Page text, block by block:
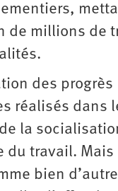
de millions de
des progrès
réalisés dans
la
du travail. Mais
bien